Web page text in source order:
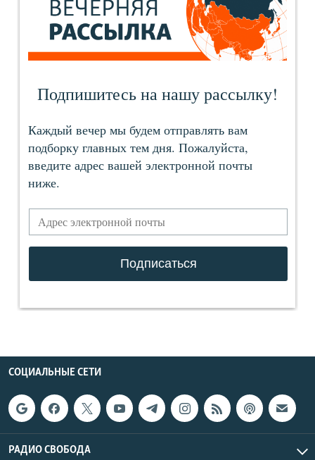
СОЦИАЛЬНЫЕ СЕТИ
РАДИО СВОБОДА